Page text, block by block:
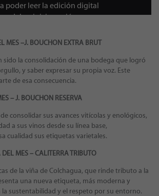
poder leer la edición digital
debes iniciar sesión
MES –J. BOUCHON EXTRA BRUT
sido la consolidación de una bodega que logró
y saber expresar su propia voz. Este
de esa consecuencia.
–J. BOUCHON RESERVA
consolidar sus avances vitícolas y enológicos,
a sus vinos desde su línea base,
cualidad sus etiquetas varietales.
MES – CALITERRA TRIBUTO
de la viña de Colchagua, que rinde tributo a la
una nueva etiqueta, más moderna y
sustentabilidad y el respeto por su entorno.